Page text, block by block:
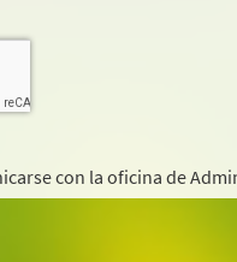
con la oficina de